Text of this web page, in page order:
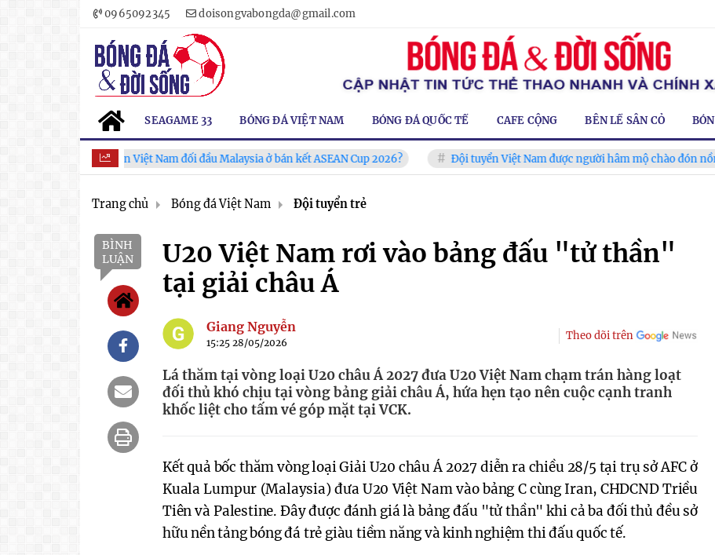
0965092345 doisongvabongda@gmail.com
SEAGAME 33 BÓNG ĐÁ VIỆT NAM BÓNG ĐÁ QUỐC TẾ CAFE CỘNG BÊN LỀ SÂN CỎ
Tuyển Việt Nam đối đầu Malaysia ở bán kết ASEAN Cup 2026? Đội tuyển Việt Nam được người hâm mộ chào đón nồng nhiệt
Trang chủ Bóng đá Việt Nam Đội tuyển trẻ
BÌNH
LUẬN
U20 Việt Nam rơi vào bảng đấu "tử thần"
tại giải châu Á
Giang Nguyễn
15:25 28/05/2026
Theo dõi trên
Lá thăm tại vòng loại U20 châu Á 2027 đưa U20 Việt Nam chạm trán hàng loạt
đối thủ khó chịu tại vòng bảng giải châu Á, hứa hẹn tạo nên cuộc cạnh tranh
khốc liệt cho tấm vé góp mặt tại VCK.
Kết quả bốc thăm vòng loại Giải U20 châu Á 2027 diễn ra chiều 28/5 tại trụ sở AFC ở
Kuala Lumpur (Malaysia) đưa U20 Việt Nam vào bảng C cùng Iran, CHDCND Triều
Tiên và Palestine. Đây được đánh giá là bảng đấu "tử thần" khi cả ba đối thủ đều sở
hữu nền tảng bóng đá trẻ giàu tiềm năng và kinh nghiệm thi đấu quốc tế.